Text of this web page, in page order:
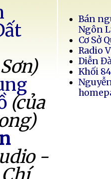
(của
-
Bán
Ngôn
Cơ Sở
Radio
Diễn
Khối